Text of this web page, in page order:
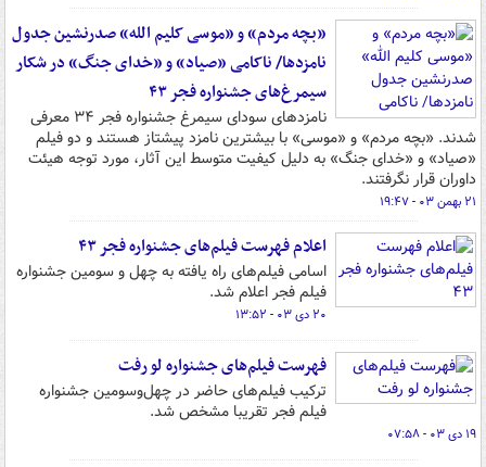
«بچه مردم» و «موسی کلیم الله» صدرنشین جدول
نامزدها/ ناکامی «صیاد» و «خدای جنگ» در شکار
سیمرغ‌های جشنواره فجر ۴۳
نامزدهای سودای سیمرغ جشنواره فجر ۳۴ معرفی
شدند. «بچه مردم» و «موسی» با بیشترین نامزد پیشتاز هستند و دو فیلم
«صیاد» و «خدای جنگ» به دلیل کیفیت متوسط این آثار، مورد توجه هیئت
داوران قرار نگرفتند.
۲۱ بهمن ۰۳ - ۱۹:۴۷
اعلام فهرست فیلم‌های جشنواره فجر ۴۳
اسامی فیلم‌های راه یافته به چهل و سومین جشنواره
فیلم فجر اعلام شد.
۲۰ دی ۰۳ - ۱۳:۵۲
فهرست فیلم‌های جشنواره لو رفت
ترکیب فیلم‌های حاضر در چهل‌وسومین جشنواره
فیلم فجر تقریبا مشخص شد.
۱۹ دی ۰۳ - ۰۷:۵۸